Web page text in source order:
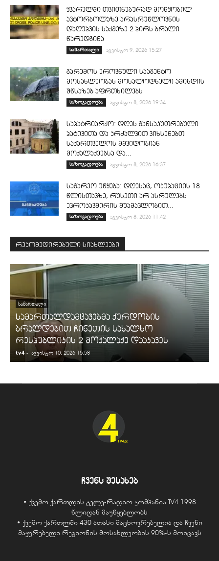
ყვარელში თვითნებურად მოწყობილ
ავტორბოლაზე არასრუწლოვნის
დაღუპვის საქმეზე 2 პირს ბრალი
წარედგინა
სამართალი აგვისტო 9, 2026 15:27
გარემოს ეროვნული სააგენტო
მოსახლეობას მოსალოდნელი ამინდის
შწსაზებ აფრთხილებს
საზოგადოება აგვისტო 8, 2026 19:34
საპატრიარქო: დღეს განსაკუთრებული
პატივითა და კრძალვით ვიხსენებთ
საქართველოს მშვიდობიან
მოქალაქეებსა და...
საზოგადოება აგვისტო 8, 2026 16:37
საგარეო უწყება: დღესაც, ოკუპაციის 18
წლისთავზე, რუსეთი არ ასრულებს
ევროკავშირის შუამავლობით...
საზოგადოება აგვისტო 8, 2026 11:42
რეკომედირებული სიახლეები
ᲡᲐᲛᲐᲠᲗᲐᲚᲘ
სამართალდამცავებმა ქურდობის
ბრალდებით ჩინეთის სახალხო
რესპუბლიკის 2 მოქალაქე დააკავეს
tv4 - აგვისტო 10, 2026 15:58
ჩვენს შესახებ
• ქვემო ქართლის ტელე-რადიო კომპანია TV4 1998
წლიდან მაუწყებლობს
• ქვემო ქართლში 430 ათასი მაცხოვრებელია და ჩვენი
მაყურებელი რეგიონის მოსახლეობის 90%-ს მოიცავს